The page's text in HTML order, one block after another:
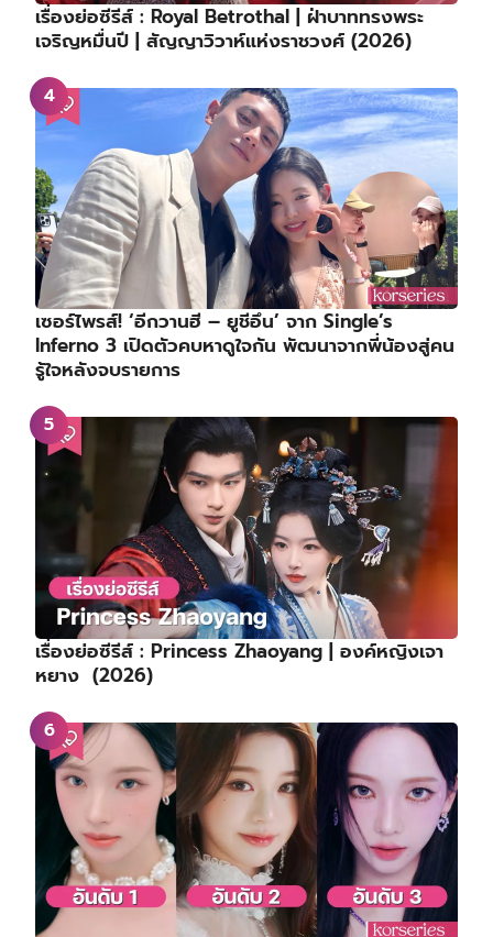
เรื่องย่อซีรีส์ : Royal Betrothal | ฝ่าบาททรงพระ
เจริญหมื่นปี | สัญญาวิวาห์แห่งราชวงศ์ (2026)
เซอร์ไพรส์! ‘อีกวานฮี – ยูชีอึน’ จาก Single’s
Inferno 3 เปิดตัวคบหาดูใจกัน พัฒนาจากพี่น้องสู่คน
รู้ใจหลังจบรายการ
เรื่องย่อซีรีส์ : Princess Zhaoyang | องค์หญิงเจา
หยาง (2026)